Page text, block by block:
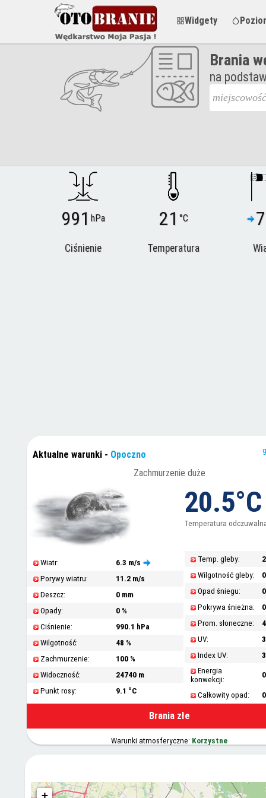
Widgety
Brania
na
991 hPa
Ciśnienie
21 °C
Temperatura
7
Aktualne warunki - Opoczno
Zachmurzenie duże
20.5°C
Temperatura
Wiatr:
6.3 m/s
Porywy wiatru:
11.2 m/s
Deszcz:
0 mm
Opady:
0 %
Ciśnienie:
990.1 hPa
Wilgotność:
48 %
Zachmurzenie:
100 %
Widoczność:
24740 m
Punkt rosy:
9.1 °C
Temp. gleby:
Wilgotność gleby:
Opad śniegu:
Pokrywa śnieżna:
Prom. słoneczne:
UV:
Index UV:
Energia
konwekcji:
Całkowity opad:
Brania złe
Warunki atmosferyczne: Korzystne
+